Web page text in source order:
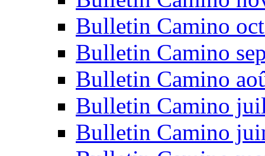
Bulletin Camino
Bulletin Camino
Bulletin Camino
Bulletin Camino
Bulletin Camino